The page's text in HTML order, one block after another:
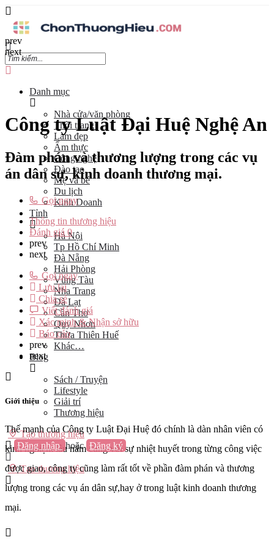
Danh mục
Nhà cửa/văn phòng
Thời trang
Làm đẹp
Ẩm thực
Công nghệ
Đào tạo
Mẹ và bé
Du lịch
Kinh Doanh
Tỉnh
Hà Nội
Tp Hồ Chí Minh
Đà Nẵng
Hải Phòng
Vũng Tàu
Nha Trang
Đà Lạt
Cần Thơ
Quy Nhơn
Thừa Thiên Huế
Khác…
Blog
Sách / Truyện
Lifestyle
Giải trí
Thương hiệu
Tạo thương hiệu
Đăng nhập hoặc Đăng ký
Tạo thương hiệu
prev
next
Công ty Luật Đại Huệ Nghệ An
Đàm phán và thương lượng trong các vụ
án dân sự, kinh doanh thương mại.
Gọi ngay
Thông tin thương hiệu
Đánh giá 0
prev
next
Gọi ngay
Lưu lại
Chia sẻ
Viết đánh giá
Xác minh & Nhận sở hữu
Báo cáo
prev
next
Giới thiệu
Thế mạnh của Công ty Luật Đại Huệ đó chính là dàn nhân viên có
kinh nghiệm lâu năm cùng với sự nhiệt huyết trong từng công việc
được giao, công ty cũng làm rất tốt về phần đàm phán và thương
lượng trong các vụ án dân sự,hay ở trong luật kinh doanh thương
mại.